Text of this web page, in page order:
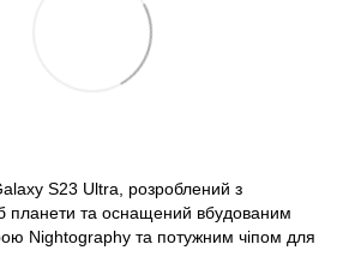
S23 Ultra, розроблений з
планети та оснащений вбудованим
Nightography та потужним чіпом для